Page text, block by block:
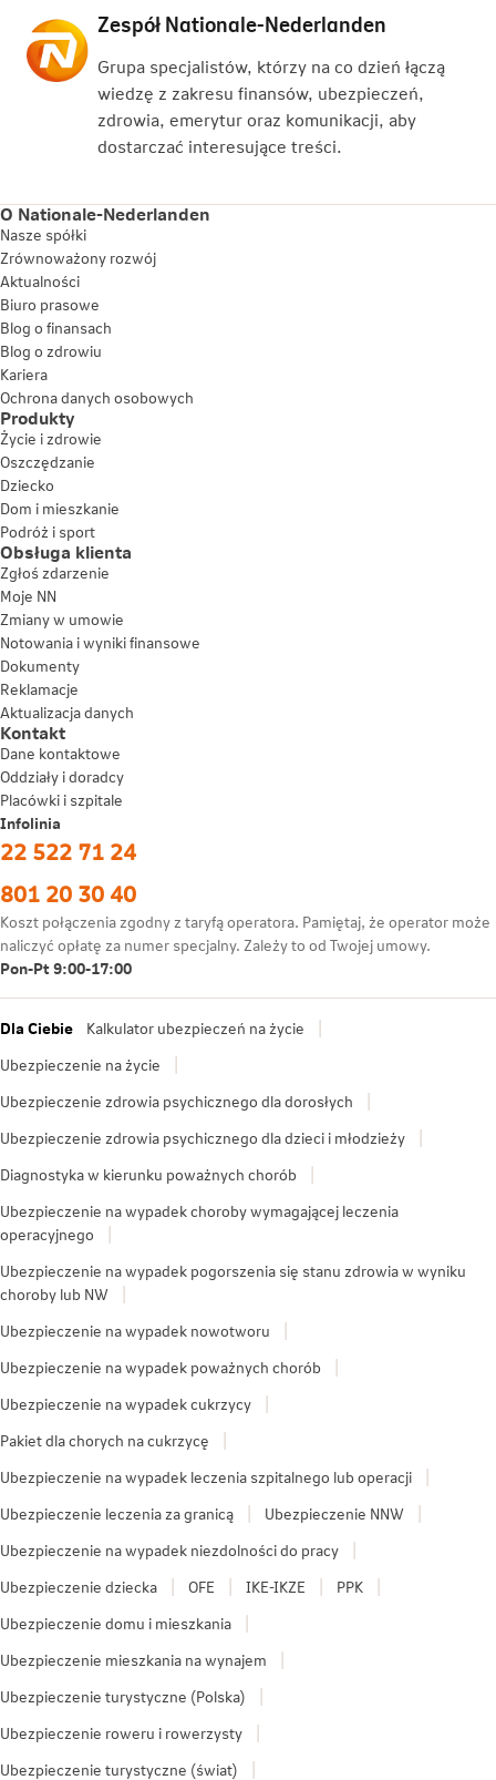
Zespół Nationale-Nederlanden
Grupa specjalistów, którzy na co dzień łączą
wiedzę z zakresu finansów, ubezpieczeń,
zdrowia, emerytur oraz komunikacji, aby
dostarczać interesujące treści.
O Nationale-Nederlanden
Nasze spółki
Zrównoważony rozwój
Aktualności
Biuro prasowe
Blog o finansach
Blog o zdrowiu
Kariera
Ochrona danych osobowych
Produkty
Życie i zdrowie
Oszczędzanie
Dziecko
Dom i mieszkanie
Podróż i sport
Obsługa klienta
Zgłoś zdarzenie
Moje NN
Zmiany w umowie
Notowania i wyniki finansowe
Dokumenty
Reklamacje
Aktualizacja danych
Kontakt
Dane kontaktowe
Oddziały i doradcy
Placówki i szpitale
Infolinia
22 522 71 24
801 20 30 40
Koszt połączenia zgodny z taryfą operatora. Pamiętaj, że operator może
naliczyć opłatę za numer specjalny. Zależy to od Twojej umowy.
Pon-Pt 9:00-17:00
Dla Ciebie
Kalkulator ubezpieczeń na życie
Ubezpieczenie na życie
Ubezpieczenie zdrowia psychicznego dla dorosłych
Ubezpieczenie zdrowia psychicznego dla dzieci i młodzieży
Diagnostyka w kierunku poważnych chorób
Ubezpieczenie na wypadek choroby wymagającej leczenia
operacyjnego
Ubezpieczenie na wypadek pogorszenia się stanu zdrowia w wyniku
choroby lub NW
Ubezpieczenie na wypadek nowotworu
Ubezpieczenie na wypadek poważnych chorób
Ubezpieczenie na wypadek cukrzycy
Pakiet dla chorych na cukrzycę
Ubezpieczenie na wypadek leczenia szpitalnego lub operacji
Ubezpieczenie leczenia za granicą
Ubezpieczenie NNW
Ubezpieczenie na wypadek niezdolności do pracy
Ubezpieczenie dziecka
OFE IKE-IKZE
PPK
Ubezpieczenie domu i mieszkania
Ubezpieczenie mieszkania na wynajem
Ubezpieczenie turystyczne (Polska)
Ubezpieczenie roweru i rowerzysty
Ubezpieczenie turystyczne (świat)